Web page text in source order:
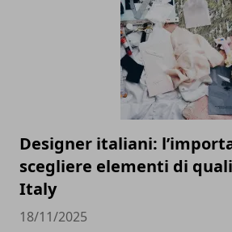
Designer italiani:
scegliere elementi di
Italy
18/11/2025